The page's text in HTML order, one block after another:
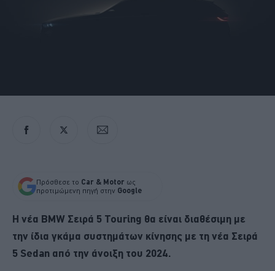
Πρόσθεσε το Car & Motor ως
προτιμώμενη πηγή στην Google
Η νέα BMW Σειρά 5 Touring θα είναι διαθέσιμη με
την ίδια γκάμα συστημάτων κίνησης με τη νέα Σειρά
5 Sedan από την άνοιξη του 2024.